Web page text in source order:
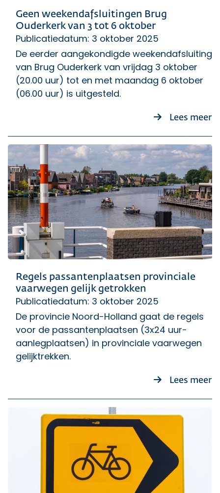
Geen weekendafsluitingen Brug
Ouderkerk van 3 tot 6 oktober
Publicatiedatum: 3 oktober 2025
De eerder aangekondigde weekendafsluiting
van Brug Ouderkerk van vrijdag 3 oktober
(20.00 uur) tot en met maandag 6 oktober
(06.00 uur) is uitgesteld.
Lees meer
Regels passantenplaatsen provinciale
vaarwegen gelijk getrokken
Publicatiedatum: 3 oktober 2025
De provincie Noord-Holland gaat de regels
voor de passantenplaatsen (3x24 uur-
aanlegplaatsen) in provinciale vaarwegen
gelijktrekken.
Lees meer